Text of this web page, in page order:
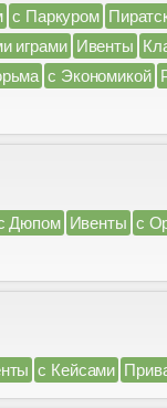
с Паркуром
играми Ивенты
с Экономикой
Дюпом Ивенты с
с Кейсами